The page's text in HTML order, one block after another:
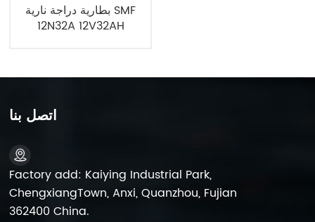
بطارية دراجة نارية SMF
12N32A 12V32AH
اتصل بنا
Factory add: Kaiying Industrial Park,
ChengxiangTown, Anxi, Quanzhou, Fujian
362400 China.